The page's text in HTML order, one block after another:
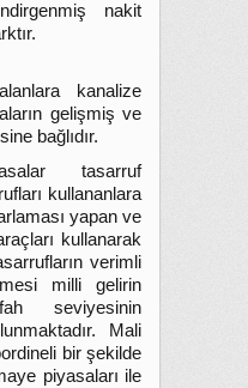
nakit
kanalize
gelişmiş ve
bağlıdır.
tasarruf
kullananlara
yapan ve
kullanarak
verimli
milli gelirin
seviyesinin
Mali
bir şekilde
piyasaları ile